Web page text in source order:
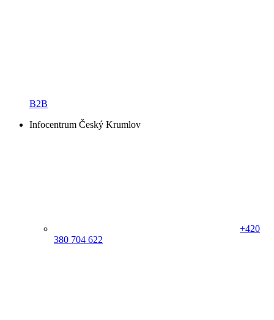
B2B
Infocentrum Český Krumlov
+420
380 704 622